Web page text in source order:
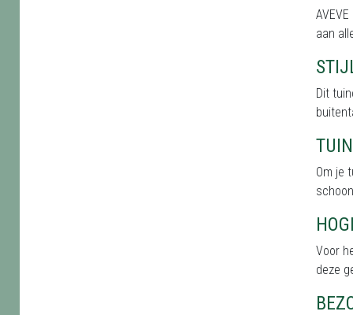
aan
Dit
Om je
Voor
deze